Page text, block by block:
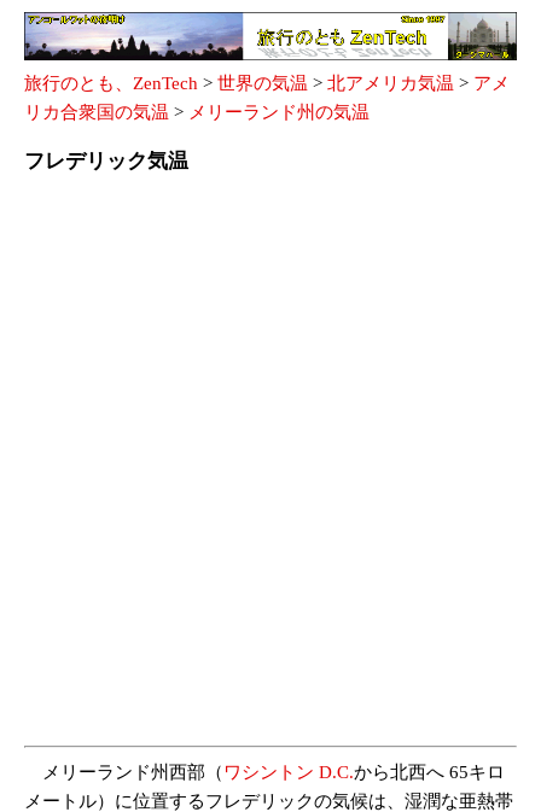
旅行のとも、ZenTech > 世界の気温 > 北アメリカ気温 > アメ
リカ合衆国の気温 > メリーランド州の気温
フレデリック気温
メリーランド州西部（ ワシントン D.C.から北西へ 65キロ
メートル）に位置するフレデリックの気候は、湿潤な亜熱帯